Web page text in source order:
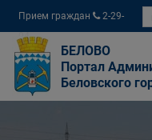
Прием граждан
2-29-
04
БЕЛОВО
Портал
Беловского